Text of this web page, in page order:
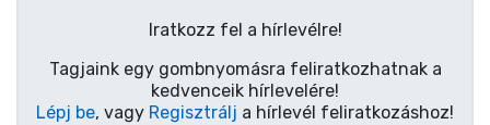
Iratkozz fel a hírlevélre!
Tagjaink egy gombnyomásra feliratkozhatnak a
kedvenceik hírlevelére!
Lépj be, vagy Regisztrálj a hírlevél feliratkozáshoz!